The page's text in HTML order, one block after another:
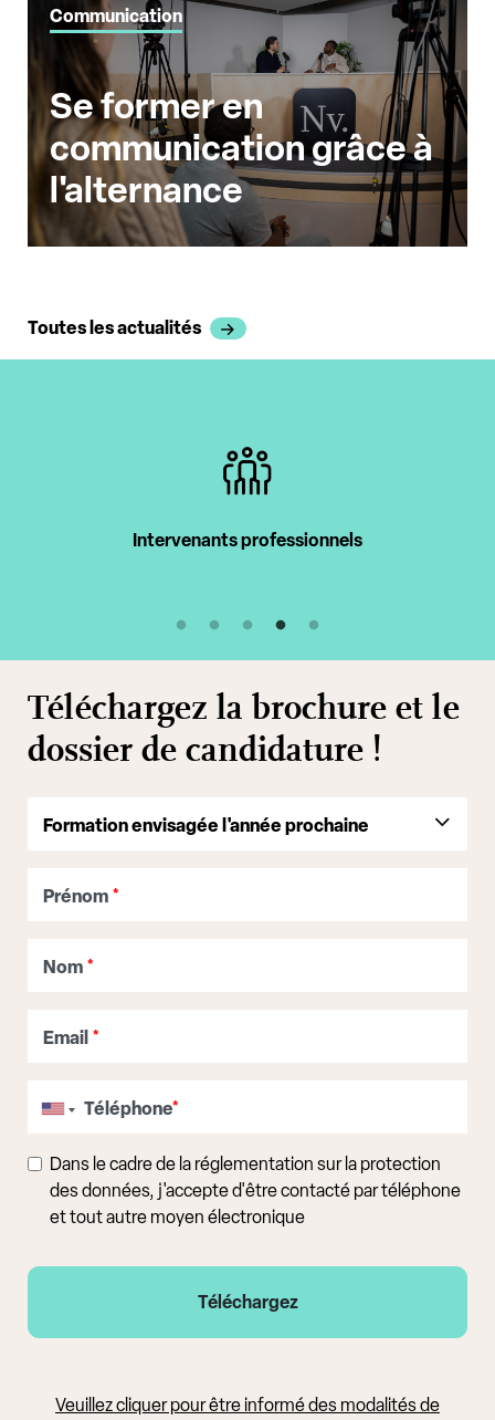
Communication
Se former en
communication grâce à
l'alternance
Toutes les actualités
Intervenants professionnels
Téléchargez la brochure et le
dossier de candidature !
Prénom *
Nom *
Email *
Téléphone*
Dans le cadre de la réglementation sur la protection
des données, j'accepte d'être contacté par téléphone
et tout autre moyen électronique
Veuillez cliquer pour être informé des modalités de